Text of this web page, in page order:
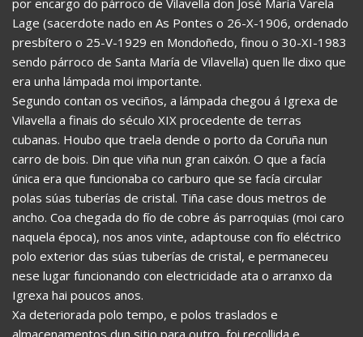
Lage (sacerdote nado en As Pontes o 26-X-1906, ordenado
presbítero o 25-V-1929 en Mondoñedo, finou o 30-XI-1983
sendo párroco de Santa María de Vilavella) quen lle dixo que
era unha lámpada moi importante.
Segundo contan os veciños, a lámpada chegou á Igrexa de
Vilavella a finais do século XIX procedente de terras
cubanas. Houbo que traela dende o porto da Coruña nun
carro de bois. Din que viña nun gran caixón. O que a facía
única era que funcionaba co carburo que se facía circular
polas súas tuberías de cristal. Tiña case dous metros de
ancho. Coa chegada do fío de cobre ás parroquias (moi caro
naquela época), nos anos vinte, adaptouse con fío eléctrico
polo exterior das súas tuberías de cristal, e permaneceu
nese lugar funcionando con electricidade ata o arranxo da
Igrexa hai poucos anos.
Xa deteriorada polo tempo, e polos traslados e
almacenamentos dun sitio para outro, foi recollida e